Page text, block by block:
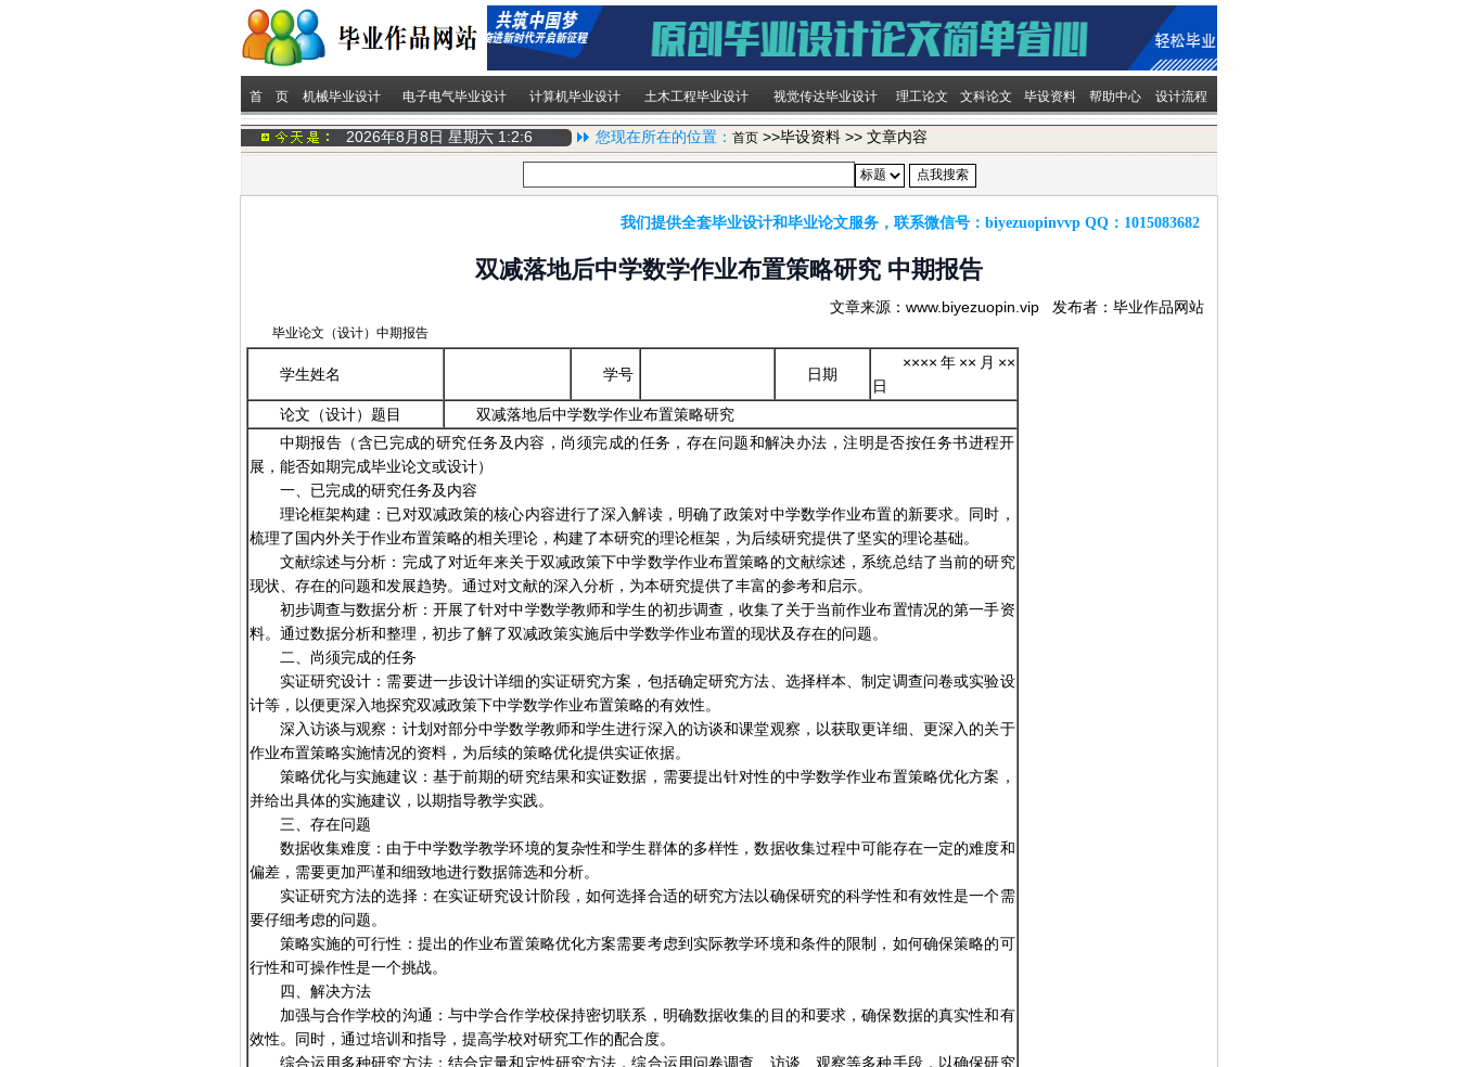
首 页 机械毕业设计 电子电气毕业设计 计算机毕业设计 土木工程毕业设计 视觉传达毕业设计 理工论文 文科论文 毕设资料 帮助中心 设计流程
2026年8月8日 星期六 1:2:7 您现在所在的位置： 首页 >>毕设资料 >> 文章内容
我们提供全套毕业设计和毕业论文服务，联系微信号： biyezuopinvvp QQ： 1015083682
双减落地后中学数学作业布置策略研究 中期报告
文章来源：www.biyezuopin.vip 发布者：毕业作品网站
毕业论文（设计）中期报告
学生姓名 学号 日期
××××年××月××
日
论文（设计）题目
双减落地后中学数学作业布置策略研究
中期报告（含已完成的研究任务及内容，尚须完成的任务，存在问题和解决办法，注明是否按任务书进程开
展，能否如期完成毕业论文或设计）
一、已完成的研究任务及内容
理论框架构建：已对双减政策的核心内容进行了深入解读，明确了政策对中学数学作业布置的新要求。同时，
梳理了国内外关于作业布置策略的相关理论，构建了本研究的理论框架，为后续研究提供了坚实的理论基础。
文献综述与分析：完成了对近年来关于双减政策下中学数学作业布置策略的文献综述，系统总结了当前的研究
现状、存在的问题和发展趋势。通过对文献的深入分析，为本研究提供了丰富的参考和启示。
初步调查与数据分析：开展了针对中学数学教师和学生的初步调查，收集了关于当前作业布置情况的第一手资
料。通过数据分析和整理，初步了解了双减政策实施后中学数学作业布置的现状及存在的问题。
二、尚须完成的任务
实证研究设计：需要进一步设计详细的实证研究方案，包括确定研究方法、选择样本、制定调查问卷或实验设
计等，以便更深入地探究双减政策下中学数学作业布置策略的有效性。
深入访谈与观察：计划对部分中学数学教师和学生进行深入的访谈和课堂观察，以获取更详细、更深入的关于
作业布置策略实施情况的资料，为后续的策略优化提供实证依据。
策略优化与实施建议：基于前期的研究结果和实证数据，需要提出针对性的中学数学作业布置策略优化方案，
并给出具体的实施建议，以期指导教学实践。
三、存在问题
数据收集难度：由于中学数学教学环境的复杂性和学生群体的多样性，数据收集过程中可能存在一定的难度和
偏差，需要更加严谨和细致地进行数据筛选和分析。
实证研究方法的选择：在实证研究设计阶段，如何选择合适的研究方法以确保研究的科学性和有效性是一个需
要仔细考虑的问题。
策略实施的可行性：提出的作业布置策略优化方案需要考虑到实际教学环境和条件的限制，如何确保策略的可
行性和可操作性是一个挑战。
四、解决方法
加强与合作学校的沟通：与中学合作学校保持密切联系，明确数据收集的目的和要求，确保数据的真实性和有
效性。同时，通过培训和指导，提高学校对研究工作的配合度。
综合运用多种研究方法：结合定量和定性研究方法，综合运用问卷调查、访谈、观察等多种手段，以确保研究